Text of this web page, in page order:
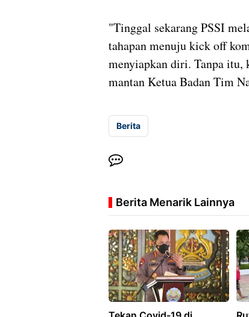
"Tinggal sekarang PSSI
tahapan menuju kick off
menyiapkan diri. Tanpa itu,
mantan Ketua Badan Tim
Berita
Berita Menarik Lainnya